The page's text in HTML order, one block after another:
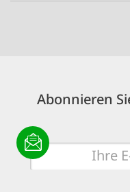
Abonnieren